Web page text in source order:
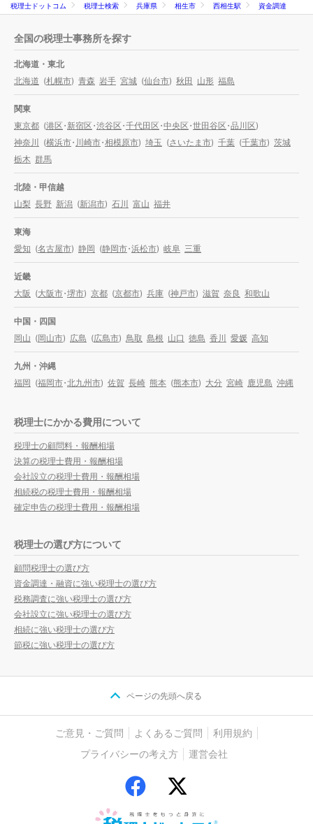
税理士ドットコム 税理士検索 兵庫県 相生市 西相生駅 資金調達
全国の税理士事務所を探す
北海道・東北
北海道 (札幌市) 青森 岩手 宮城 (仙台市) 秋田 山形 福島
関東
東京都 (港区・新宿区・渋谷区・千代田区・中央区・世田谷区・品川区)
神奈川
(横浜市・ 川崎市・相模原市) 埼玉 (さいたま市) 千葉 (千葉市) 茨城
栃木 群馬
北陸・甲信越
山梨 長野 新潟 (新潟市) 石川 富山 福井
東海
愛知 (名古屋市) 静岡 (静岡市・浜松市) 岐阜 三重
近畿
大阪 (大阪市・堺市) 京都 (京都市) 兵庫 (神戸市) 滋賀 奈良 和歌山
中国・四国
岡山 (岡山市) 広島 (広島市) 鳥取 島根 山口 徳島 香川 愛媛 高知
九州・沖縄
福岡 (福岡市・北九州市) 佐賀 長崎 熊本 (熊本市) 大分 宮崎 鹿児島 沖縄
税理士にかかる費用について
税理士の顧問料・報酬相場
決算の税理士費用・報酬相場
会社設立の税理士費用・報酬相場
相続税の税理士費用・報酬相場
確定申告の税理士費用・報酬相場
税理士の選び方について
顧問税理士の選び方
資金調達・融資に強い税理士の選び方
税務調査に強い税理士の選び方
会社設立に強い税理士の選び方
相続に強い税理士の選び方
節税に強い税理士の選び方
ページの先頭へ戻る
ご意見・ご質問 よくあるご質問
利用規約
プライバシーの考え方
運営会社